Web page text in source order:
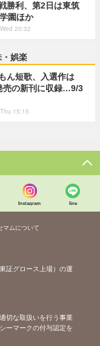
勝利、第2日は東筑
園ほか
20:32
・娯楽
ん短歌、入選作は
売の新刊に収録…9/3
15:15
Instagram line
マムについて
証グロース上場）の運
切な取扱いを行う事業
ーマークの付与認定を